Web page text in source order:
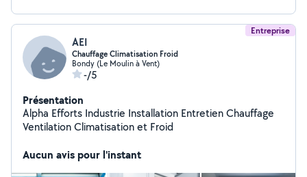
Entreprise
AEI
Chauffage Climatisation Froid
Bondy (Le Moulin à Vent)
-/5
Présentation
Alpha Efforts Industrie Installation Entretien Chauffage
Ventilation Climatisation et Froid
Aucun avis pour l'instant